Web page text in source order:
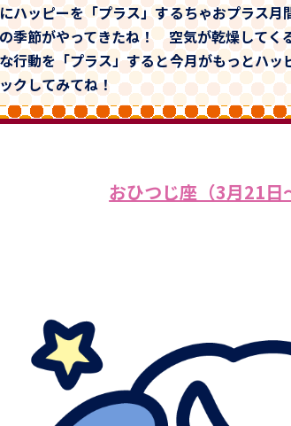
ハッピーを「プラス」するちゃおプラス月
季節がやってきたね！ 空気が乾燥してく
行動を「プラス」すると今月がもっとハッ
クしてみてね！
おひつじ座（3月21日